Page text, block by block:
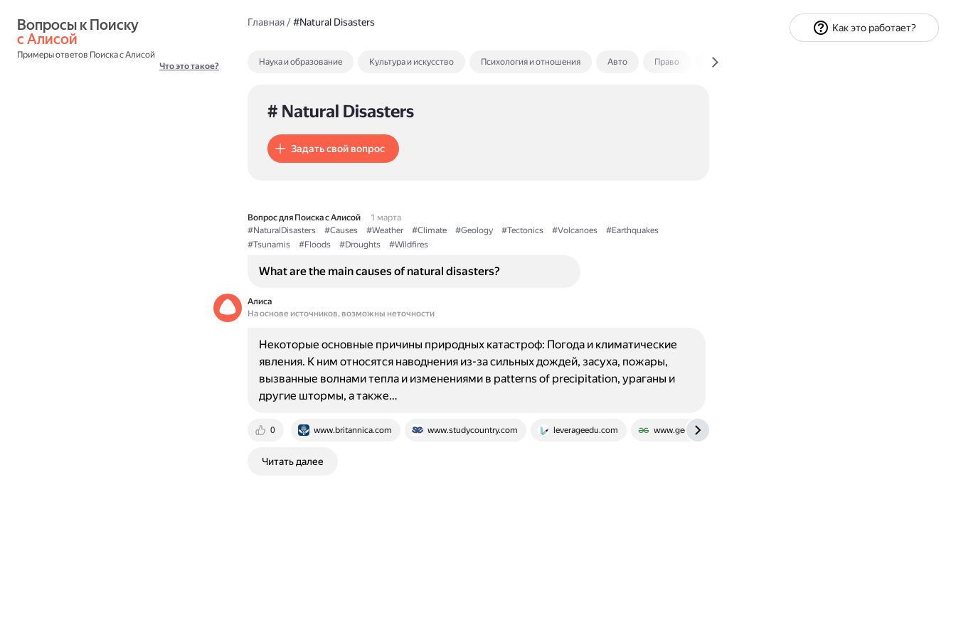
с Алисой
Примеры ответов Поиска с Алисой
Что это такое?
Главная/#Natural Disasters
Наука и образование Культура и искусство Психология и отношения Авто Право Экономика и финансы
# Natural Disasters
Задать свой вопрос
Вопрос для Поиска с Алисой
1 марта
#NaturalDisasters
#Causes #Weather #Climate #Geology #Tectonics #Volcanoes
#Earthquakes
#Tsunamis
#Floods #Droughts #Wildfires
What are the main causes of natural disasters?
Алиса
На основе источников, возможны неточности
0 www.britannica.com www.studycountry.com leverageedu.com www.geeksforgeeks.org
Некоторые основные причины природных катастроф: Погода и климатические
явления. К ним относятся наводнения из-за сильных дождей, засуха, пожары,
вызванные волнами тепла и изменениями в patterns of precipitation, ураганы и
другие штормы, а также…
Читать далее
Как это работает?